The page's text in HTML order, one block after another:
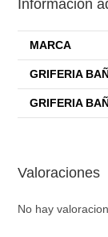
Información
MARCA
GRIFERIA
GRIFERIA
Valoraciones
No hay